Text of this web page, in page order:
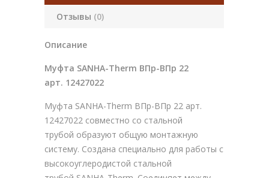
Отзывы (0)
Описание
Муфта SANHA-Therm ВПр-ВПр 22
арт. 12427022
Муфта SANHA-Therm ВПр-ВПр 22 арт.
12427022 совместно со стальной
трубой образуют общую монтажную
систему. Создана специально для работы с
высокоуглеродистой стальной